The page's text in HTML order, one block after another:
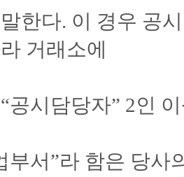
한다. 이 경우 공
거래소에
공시담당자” 2인
서”라 함은 당사